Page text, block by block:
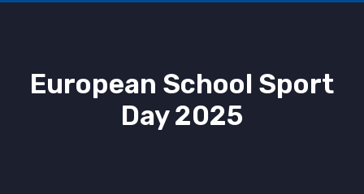
European School Sport
Day 2025